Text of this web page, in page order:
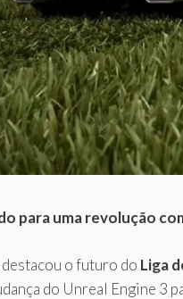
para uma revolução
destacou o futuro do Liga
do Unreal Engine 3